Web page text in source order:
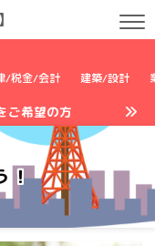
/税金/会計 建築/設計
ご希望の方
！